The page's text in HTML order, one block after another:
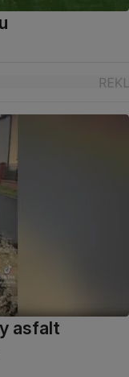
asfalt